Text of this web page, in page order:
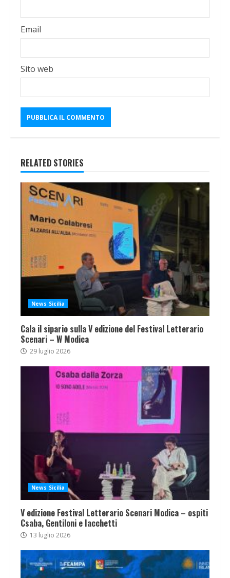
Email
Sito web
RELATED STORIES
News Sicilia
Cala il sipario sulla V edizione del Festival Letterario
Scenari – W Modica
29 luglio 2026
News Sicilia
V edizione Festival Letterario Scenari Modica – ospiti
Csaba, Gentiloni e Iacchetti
13 luglio 2026